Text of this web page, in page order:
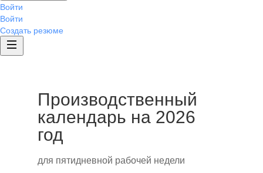
Войти
Войти
Создать резюме
Производственный
календарь на 2026
год
для пятидневной рабочей недели